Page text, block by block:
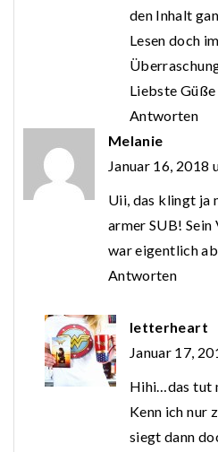
den Inhalt
Lesen doch
Liebste
Antworten
Melanie
Januar 16, 2018
Uii, das klingt ja
armer SUB!
war eigentlich
Antworten
letterheart
Januar 17,
Hihi…das tut
Kenn ich nur
siegt dann